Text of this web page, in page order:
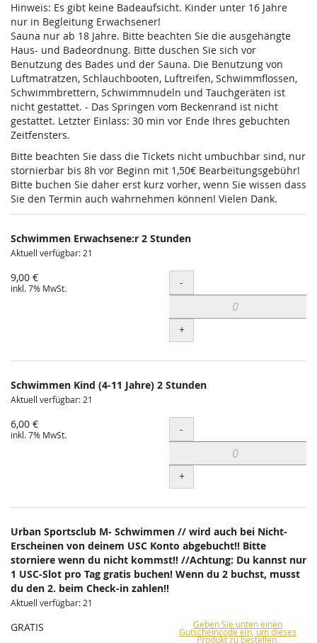
Hinweis: Es gibt keine Badeaufsicht. Kinder unter 16 Jahre
nur in Begleitung Erwachsener!
Sauna nur ab 18 Jahre. Bitte beachten Sie die ausgehängte
Haus- und Badeordnung. Bitte duschen Sie sich vor
Benutzung des Bades und der Sauna. Die Benutzung von
Luftmatratzen, Schlauchbooten, Luftreifen, Schwimmflossen,
Schwimmbrettern, Schwimmnudeln und Tauchgeräten ist
nicht gestattet. - Das Springen vom Beckenrand ist nicht
gestattet. Letzter Einlass: 30 min vor Ende Ihres gebuchten
Zeitfensters.
Bitte beachten Sie dass die Tickets nicht umbuchbar sind, nur
stornierbar bis 8h vor Beginn mit 1,50€ Bearbeitungsgebühr!
Bitte buchen Sie daher erst kurz vorher, wenn Sie wissen dass
Sie den Termin auch wahrnehmen können! Vielen Dank.
Schwimmen Erwachsene:r 2 Stunden
Aktuell verfügbar: 21
9,00 €
inkl. 7% MwSt. Menge
-
+
Schwimmen Kind (4-11 Jahre) 2 Stunden
Aktuell verfügbar: 21
6,00 €
inkl. 7% MwSt. Menge
-
+
Urban Sportsclub M- Schwimmen // wird auch bei Nicht-
Erscheinen von deinem USC Konto abgebucht!! Bitte
storniere wenn du nicht kommst!! //Achtung: Du kannst nur
1 USC-Slot pro Tag gratis buchen! Wenn du 2 buchst, musst
du den 2. beim Check-in zahlen!!
Aktuell verfügbar: 21
GRATIS Geben Sie unten einen
Gutscheincode ein, um dieses
Produkt zu bestellen.